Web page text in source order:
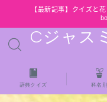
【最新記事】クイズと
Cジャス
MENU
HOME
辞典クイズ 科名別